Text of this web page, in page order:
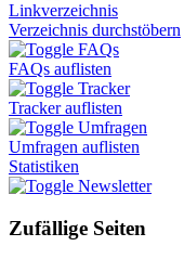
Linkverzeichnis
Verzeichnis durchstöbern
FAQs
FAQs auflisten
Tracker
Tracker auflisten
Umfragen
Umfragen auflisten
Statistiken
Newsletter
Zufällige Seiten